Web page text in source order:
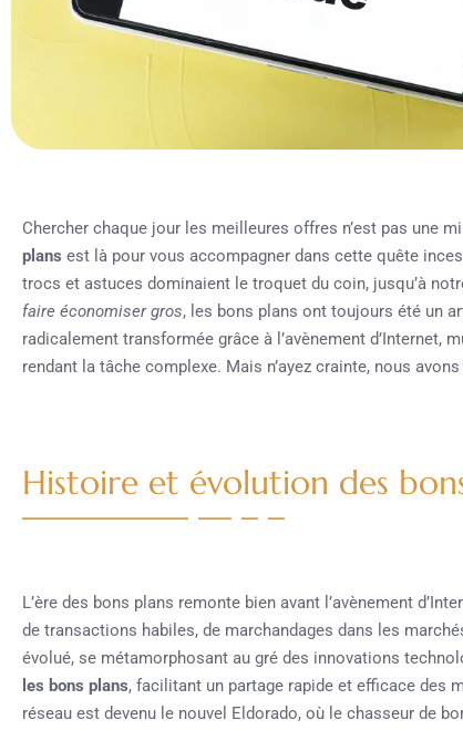
Chercher chaque jour les meilleures offres n’est pas une
plans est là pour vous accompagner dans cette quête
trocs et astuces dominaient le troquet du coin, jusqu’à
faire économiser gros, les bons plans ont toujours été un
radicalement transformée grâce à l’avènement
rendant la tâche complexe. Mais n’ayez crainte, nous
Histoire et évolution des
L’ère des bons plans remonte bien avant l’avènement
de transactions habiles, de marchandages dans les
évolué, se métamorphosant au gré des innovations
les bons plans, facilitant un partage rapide et efficace des
réseau est devenu le nouvel Eldorado, où le chasseur de